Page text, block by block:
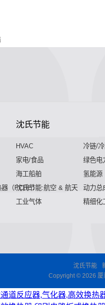
（PCHE）
沈氏节能
HVAC
冷链/
家电/食品
绿色电
海工船舶
氢能源
沈氏节能:航空 & 航天
动力总
工业气体
精细化
沈氏节能
Copyright © 2026 厦
道反应器,气化器,高效换